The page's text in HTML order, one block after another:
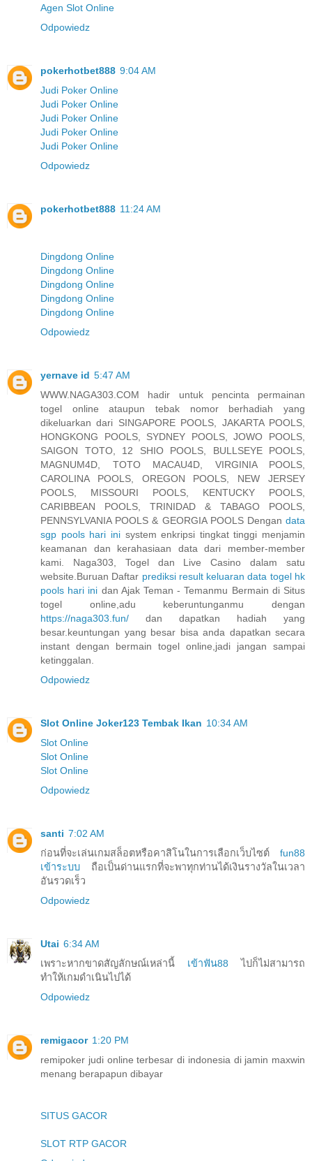
Agen Slot Online
Odpowiedz
pokerhotbet888 9:04 AM
Judi Poker Online
Judi Poker Online
Judi Poker Online
Judi Poker Online
Judi Poker Online
Odpowiedz
pokerhotbet888 11:24 AM
Dingdong Online
Dingdong Online
Dingdong Online
Dingdong Online
Dingdong Online
Odpowiedz
yernave id 5:47 AM
WWW.NAGA303.COM hadir untuk pencinta permainan
togel online ataupun tebak nomor berhadiah yang
dikeluarkan dari SINGAPORE POOLS, JAKARTA POOLS,
HONGKONG POOLS, SYDNEY POOLS, JOWO POOLS,
SAIGON TOTO, 12 SHIO POOLS, BULLSEYE POOLS,
MAGNUM4D, TOTO MACAU4D, VIRGINIA POOLS,
CAROLINA POOLS, OREGON POOLS, NEW JERSEY
POOLS, MISSOURI POOLS, KENTUCKY POOLS,
CARIBBEAN POOLS, TRINIDAD & TABAGO POOLS,
PENNSYLVANIA POOLS & GEORGIA POOLS Dengan data
sgp pools hari inisystem enkripsi tingkat tinggi menjamin
keamanan dan kerahasiaan data dari member-member
kami. Naga303, Togel dan Live Casino dalam satu
website.Buruan Daftar prediksi result keluaran data togel hk
pools hari ini dan Ajak Teman - Temanmu Bermain di Situs
togel online,adu keberuntunganmu dengan
https://naga303.fun/ dan dapatkan hadiah yang
besar.keuntungan yang besar bisa anda dapatkan secara
instant dengan bermain togel online,jadi jangan sampai
ketinggalan.
Odpowiedz
Slot Online Joker123 Tembak Ikan 10:34 AM
Slot Online
Slot Online
Slot Online
Odpowiedz
santi 7:02 AM
ก่อนที่จะเล่นเกมสล็อตหรือคาสิโนในการเลือกเว็บไซต์ fun88
เข้าระบบ ถือเป็นด่านแรกที่จะพาทุกท่านได้เงินรางวัลในเวลา
อันรวดเร็ว
Odpowiedz
Utai 6:34 AM
เพราะหากขาดสัญลักษณ์เหล่านี้ เข้าฟัน88 ไปก็ไม่สามารถ
ทำให้เกมดำเนินไปได้
Odpowiedz
remigacor 1:20 PM
remipoker judi online terbesar di indonesia di jamin maxwin
menang berapapun dibayar
SITUS GACOR
SLOT RTP GACOR